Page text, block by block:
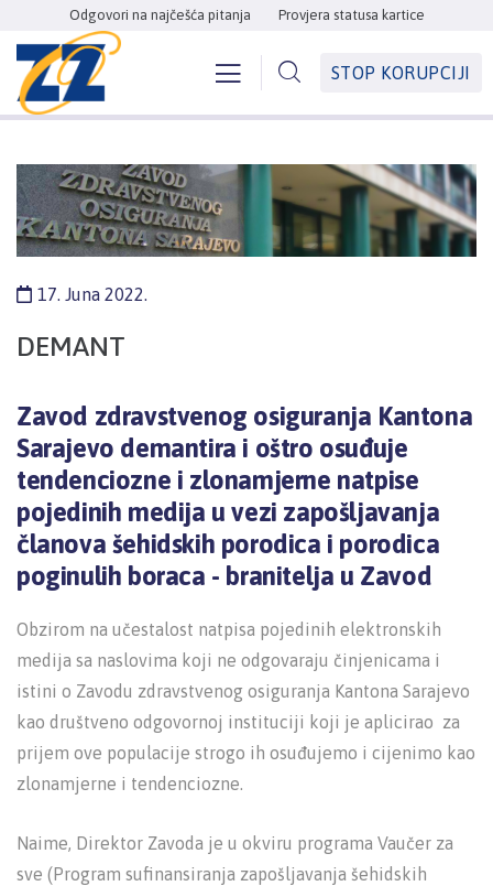
Odgovori na najčešća pitanja Provjera statusa kartice
STOP KORUPCIJI
17. Juna 2022.
DEMANT
Zavod zdravstvenog osiguranja Kantona
Sarajevo demantira i oštro osuđuje
tendenciozne i zlonamjerne natpise
pojedinih medija u vezi zapošljavanja
članova šehidskih porodica i porodica
poginulih boraca - branitelja u Zavod
Obzirom na učestalost natpisa pojedinih elektronskih
medija sa naslovima koji ne odgovaraju činjenicama i
istini o Zavodu zdravstvenog osiguranja Kantona Sarajevo
kao društveno odgovornoj instituciji koji je aplicirao za
prijem ove populacije strogo ih osuđujemo i cijenimo kao
zlonamjerne i tendenciozne.
Naime, Direktor Zavoda je u okviru programa Vaučer za
sve (Program sufinansiranja zapošljavanja šehidskih